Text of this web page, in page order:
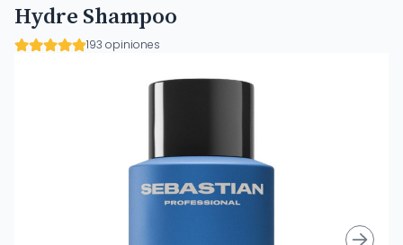
Hydre Shampoo
193 opiniones